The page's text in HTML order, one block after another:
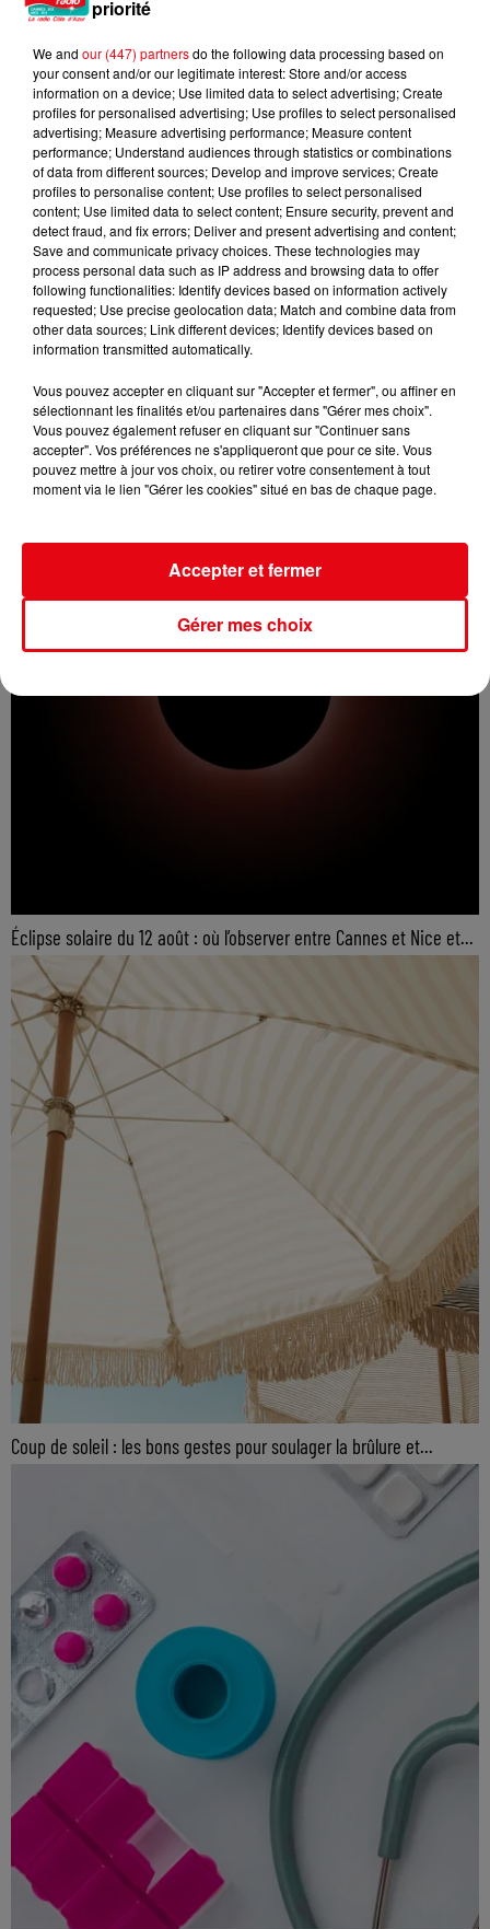
Incendie au Mont-Boron : deux jeunes condamnés à six mois de
prison...
Éclipse solaire du 12 août : où l’observer entre Cannes et Nice et...
Coup de soleil : les bons gestes pour soulager la brûlure et...
priorité
We and our (447) partnersdo the following data processing based on
your consent and/or our legitimate interest: Store and/or access
information on a device; Use limited data to select advertising; Create
profiles for personalised advertising; Use profiles to select personalised
advertising; Measure advertising performance; Measure content
performance; Understand audiences through statistics or combinations
of data from different sources; Develop and improve services; Create
profiles to personalise content; Use profiles to select personalised
content; Use limited data to select content; Ensure security, prevent and
detect fraud, and fix errors; Deliver and present advertising and content;
Save and communicate privacy choices. These technologies may
process personal data such as IP address and browsing data to offer
following functionalities: Identify devices based on information actively
requested; Use precise geolocation data; Match and combine data from
other data sources; Link different devices; Identify devices based on
information transmitted automatically.
Vous pouvez accepter en cliquant sur "Accepter et fermer", ou affiner en
sélectionnant les finalités et/ou partenaires dans "Gérer mes choix".
Vous pouvez également refuser en cliquant sur "Continuer sans
accepter". Vos préférences ne s'appliqueront que pour ce site. Vous
pouvez mettre à jour vos choix, ou retirer votre consentement à tout
moment via le lien "Gérer les cookies" situé en bas de chaque page.
Gérer mes choix
Accepter et fermer